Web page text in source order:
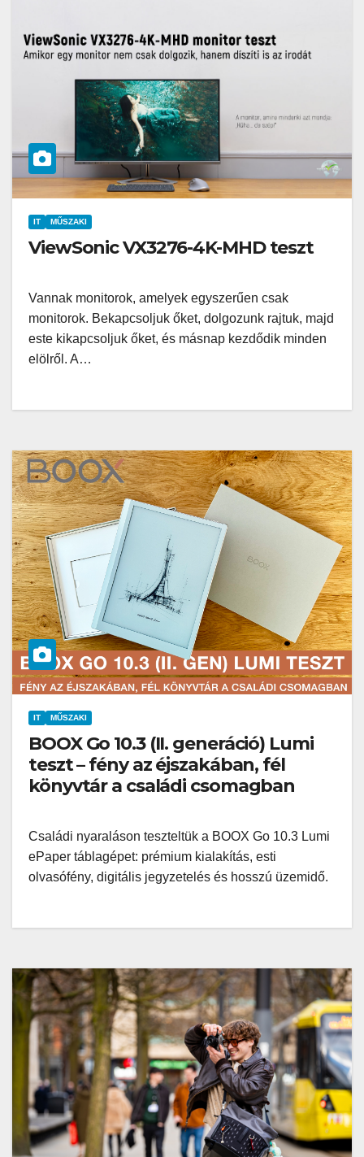
IT MŰSZAKI
ViewSonic VX3276-4K-MHD teszt
Vannak monitorok, amelyek egyszerűen csak
monitorok. Bekapcsoljuk őket, dolgozunk rajtuk, majd
este kikapcsoljuk őket, és másnap kezdődik minden
elölről. A…
IT MŰSZAKI
BOOX Go 10.3 (II. generáció) Lumi
teszt – fény az éjszakában, fél
könyvtár a családi csomagban
Családi nyaraláson teszteltük a BOOX Go 10.3 Lumi
ePaper táblagépet: prémium kialakítás, esti
olvasófény, digitális jegyzetelés és hosszú üzemidő.